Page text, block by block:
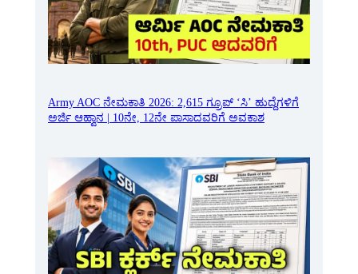
Army AOC ನೇಮಕಾತಿ 2026: 2,615 ಗ್ರೂಪ್ ‘ಸಿ’ ಹುದ್ದೆಗಳಿಗೆ
ಅರ್ಜಿ ಆಹ್ವಾನ | 10ನೇ, 12ನೇ ಪಾಸಾದವರಿಗೆ ಅವಕಾಶ